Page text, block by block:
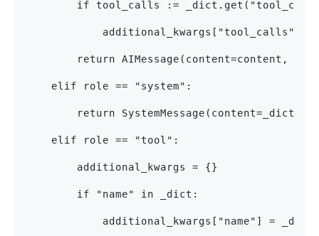
if tool_calls :=
additional_kwargs["tool_calls"] =
return AIMessage(content=content,
    elif role == "system":
return
    elif role == "tool":
        additional_kwargs = {}
        if "name" in _dict:
additional_kwargs["name"] =